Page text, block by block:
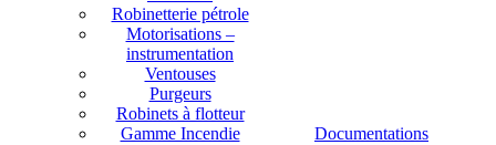
Robinetterie pétrole
Motorisations –
instrumentation
Ventouses
Purgeurs
Robinets à flotteur
Gamme Incendie
Documentations